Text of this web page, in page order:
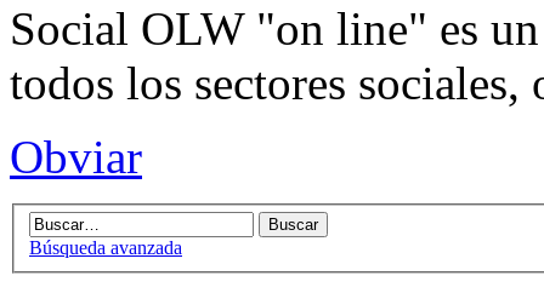
Social OLW "on line" es
todos los sectores sociales,
Obviar
Búsqueda avanzada